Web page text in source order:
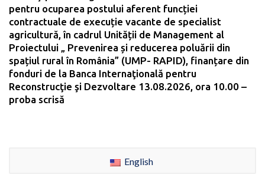
pentru ocuparea postului aferent funcției
contractuale de execuție vacante de specialist
agricultură, în cadrul Unității de Management al
Proiectului „ Prevenirea și reducerea poluării din
spațiul rural în România” (UMP- RAPID), finanțare din
fonduri de la Banca Internaţională pentru
Reconstrucţie şi Dezvoltare 13.08.2026, ora 10.00 –
proba scrisă
English